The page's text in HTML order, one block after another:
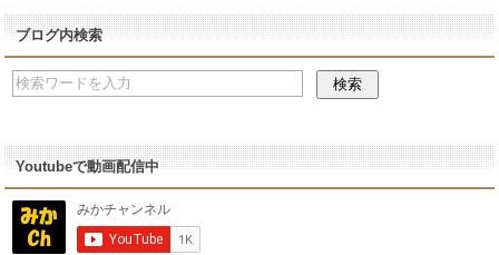
ブログ内検索
Youtubeで動画配信中